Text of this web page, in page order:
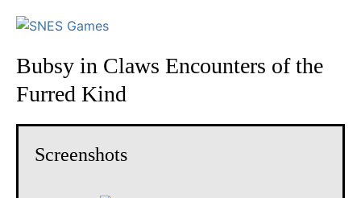
Bubsy in Claws Encounters of the
Furred Kind
Screenshots